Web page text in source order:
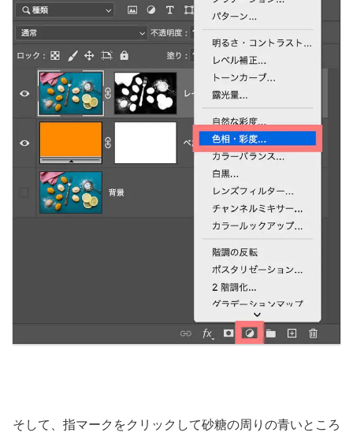
そして、指マークをクリックして砂糖の周りの青いところ